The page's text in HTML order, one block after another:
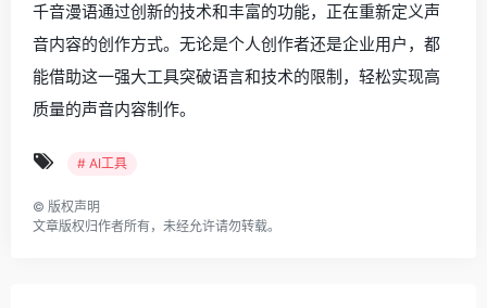
千音漫语通过创新的技术和丰富的功能，正在重新定义声
音内容的创作方式。无论是个人创作者还是企业用户，都
能借助这一强大工具突破语言和技术的限制，轻松实现高
质量的声音内容制作。
# AI工具
© 版权声明
文章版权归作者所有，未经允许请勿转载。